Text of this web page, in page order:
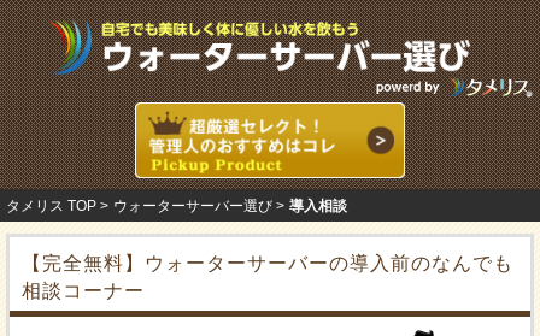
タメリス TOP ウォーターサーバー選び 導入相談
【完全無料】ウォーターサーバーの導入前のなんでも
相談コーナー